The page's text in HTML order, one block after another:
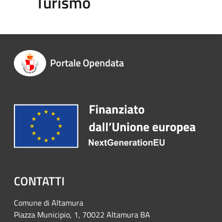
Portale Opendata
CONTATTI
Comune di Altamura
Piazza Municipio, 1, 70022 Altamura BA